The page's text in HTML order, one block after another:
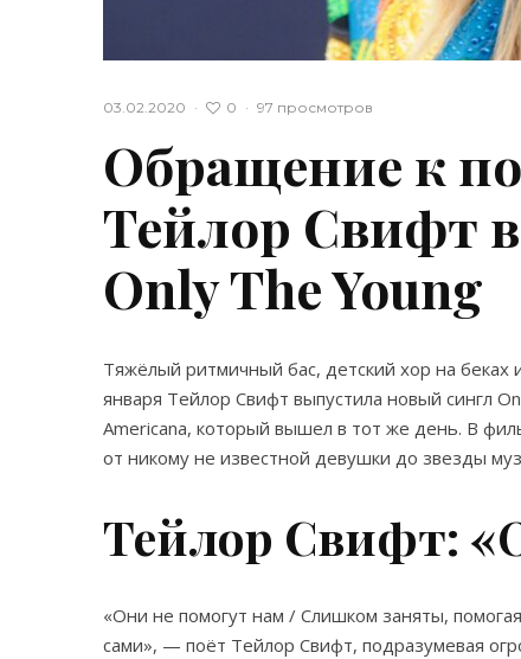
03.02.2020 · 0 · 97 просмотров
Обращение к
Тейлор Свифт
Only The Young
Тяжёлый ритмичный бас, детский хор на
января Тейлор Свифт выпустила новый сингл
Americana, который вышел в тот же день. В
от никому не известной девушки до звезды
Тейлор Свифт:
«Они не помогут нам / Слишком заняты,
сами», — поёт Тейлор Свифт, подразумевая